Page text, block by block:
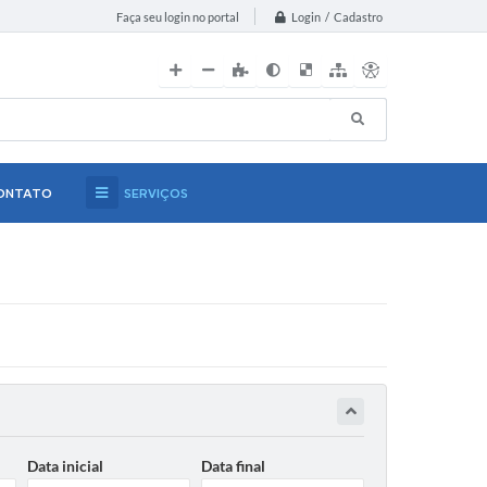
Faça seu login no portal Login / Cadastro
SERVIÇOS
Data inicial Data final